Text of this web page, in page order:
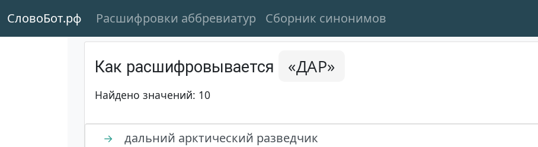
СловоБот.рф Расшифровки аббревиатур Сборник синонимов
Как расшифровывается «ДАР»
Найдено значений: 10
→ дальний арктический разведчик